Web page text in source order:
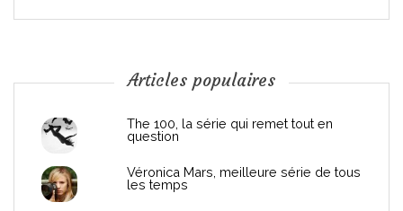
n
Articles populaires
The 100, la série qui remet tout en
question
Véronica Mars, meilleure série de tous
les temps